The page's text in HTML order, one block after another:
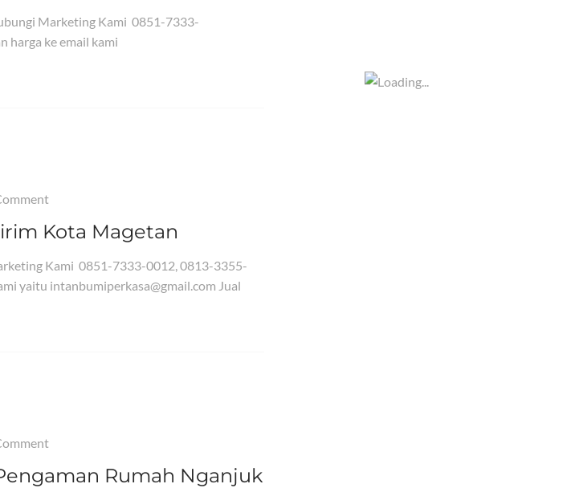
Marketing Kami 0851-7333-
harga ke email kami
Kota Magetan
Kami 0851-7333-0012, 0813-3355-
yaitu intanbumiperkasa@gmail.com Jual
Rumah Nganjuk